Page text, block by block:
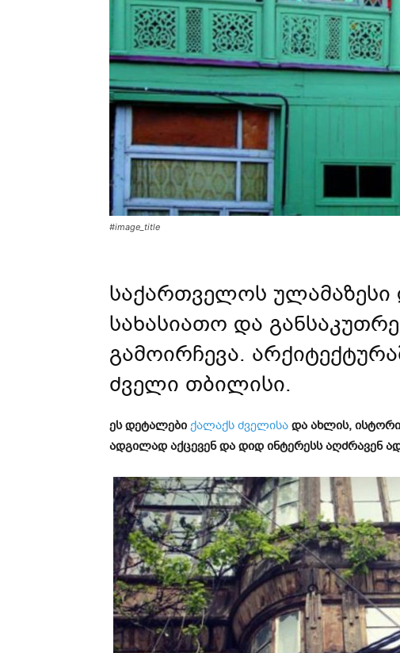
#image_title
საქართველოს
სახასიათო და
გამოირჩევა.
ძველი თბილისი.
ეს დეტალები ქალაქს ძველისა და ახლის,
ადგილად აქცევენ და დიდ ინტერესს აღძრავენ